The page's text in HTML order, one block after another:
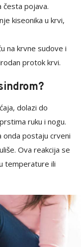
česta pojava.
kiseonika u krvi,
na krvne sudove i
protok krvi.
dolazi do
ruku i nogu.
postaju crveni
Ova reakcija se
temperature ili